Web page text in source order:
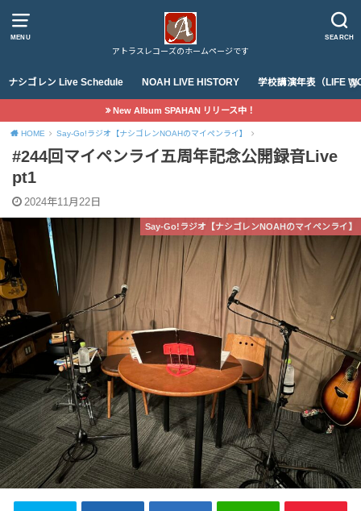
MENU SEARCH
アトラスレコーズのホームページです
ナシゴレン Live Schedule NOAH LIVE HISTORY 学校講演年表（LIFE
New Album SPAHAN リリース中！
HOME Say-Go!ラジオ【ナシゴレンNOAHのマイペンライ】
#244回マイペンライ五周年記念公開録音Live
pt1
2024年11月22日
Say-Go!ラジオ【ナシゴレンNOAHのマイペンライ】